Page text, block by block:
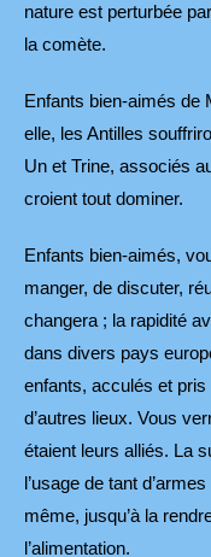
nature est perturbée
la comète.
Enfants bien-aimés de
elle, les Antilles
Un et Trine, associés
croient tout dominer.
Enfants bien-aimés,
manger, de discuter,
changera ; la rapidité
dans divers pays
enfants, acculés et
d’autres lieux. Vous
étaient leurs alliés. La
l’usage de tant
même, jusqu’à la
l’alimentation.